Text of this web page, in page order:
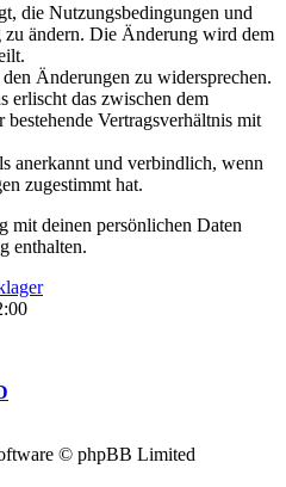
die Nutzungsbedingungen und
zu ändern. Die Änderung wird dem
Änderungen zu widersprechen.
erlischt das zwischen dem
Vertragsverhältnis mit
anerkannt und verbindlich, wenn
zugestimmt hat.
mit deinen persönlichen Daten
enthalten.
© phpBB Limited